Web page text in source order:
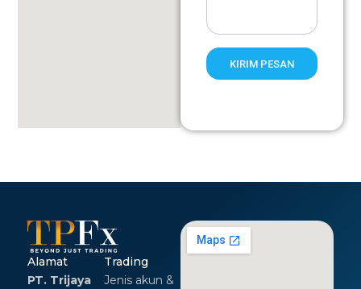
KIRIM PESAN
Alamat
PT. Trijaya
Trading
Jenis akun &